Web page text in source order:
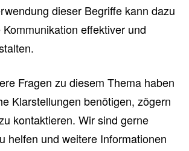
dieser Begriffe kann dazu
effektiver und
Fragen zu diesem Thema haben
Klarstellungen benötigen, zögern
kontaktieren. Wir sind gerne
helfen und weitere Informationen